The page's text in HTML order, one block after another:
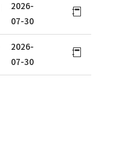
2026-
07-30
2026-
07-30